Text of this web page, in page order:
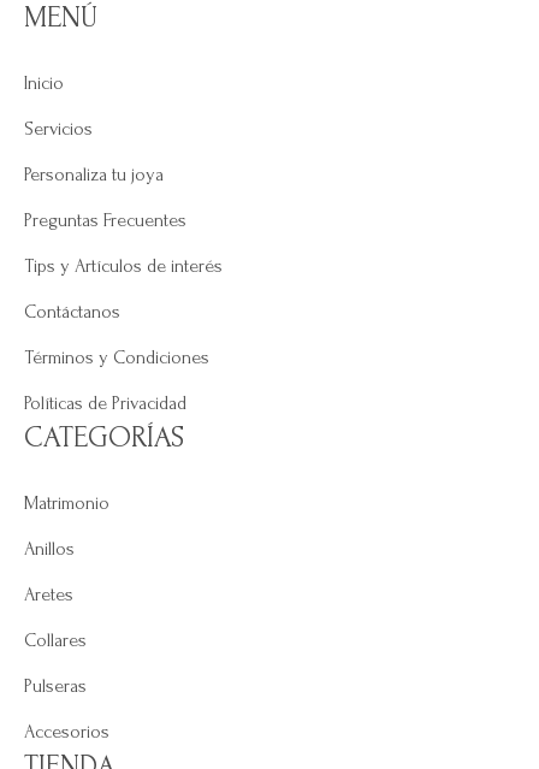
MENÚ
Inicio
Servicios
Personaliza tu joya
Preguntas Frecuentes
Tips y Artículos de interés
Contáctanos
Términos y Condiciones
Políticas de Privacidad
CATEGORÍAS
Matrimonio
Anillos
Aretes
Collares
Pulseras
Accesorios